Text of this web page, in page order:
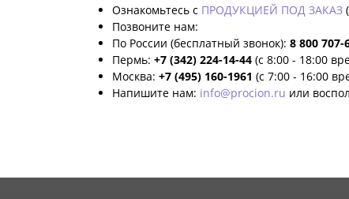
Ознакомьтесь с ПРОДУКЦИЕЙ ПОД ЗАКАЗ
Позвоните нам:
По России (бесплатный звонок): 8 800 707-
Пермь: +7 (342) 224-14-44 (с 8:00 - 18:00
Москва: +7 (495) 160-1961 (с 7:00 - 16:00
Напишите нам: info@procion.ru или